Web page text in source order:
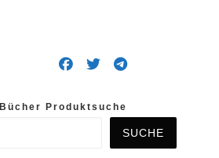
Bücher Produktsuche
SUCHE